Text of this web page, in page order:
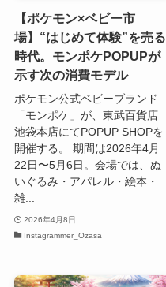
【ポケモン×ベビー市
場】“はじめて体験”を売る
時代。モンポケPOPUPが
示す次の消費モデル
ポケモン公式ベビーブランド
「モンポケ」が、東武百貨店
池袋本店にてPOPUP SHOPを
開催する。 期間は2026年4月
22日〜5月6日。会場では、ぬ
いぐるみ・アパレル・絵本・
雑...
2026年4月8日
Instagrammer_Ozasa